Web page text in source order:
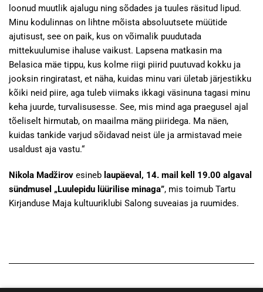
loonud muutlik ajalugu ning sõdades ja tuules räsitud lipud.
Minu kodulinnas on lihtne mõista absoluutsete müütide
ajutisust, see on paik, kus on võimalik puudutada
mittekuulumise ihaluse vaikust. Lapsena matkasin ma
Belasica mäe tippu, kus kolme riigi piirid puutuvad kokku ja
jooksin ringiratast, et näha, kuidas minu vari ületab järjestikku
kõiki neid piire, aga tuleb viimaks ikkagi väsinuna tagasi minu
keha juurde, turvalisusesse. See, mis mind aga praegusel ajal
tõeliselt hirmutab, on maailma mäng piiridega. Ma näen,
kuidas tankide varjud sõidavad neist üle ja armistavad meie
usaldust aja vastu.“
Nikola Madžirov esineb laupäeval, 14. mail kell 19.00 algaval
sündmusel „Luulepidu lüürilise minaga”, mis toimub Tartu
Kirjanduse Maja kultuuriklubi Salong suveaias ja ruumides.